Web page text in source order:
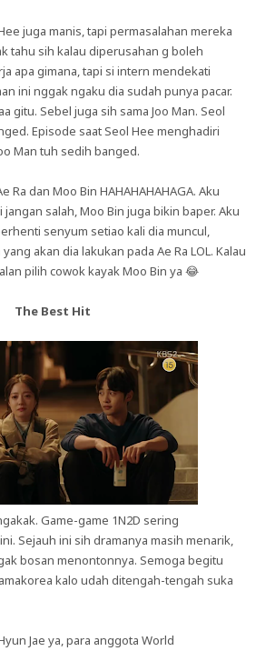
juga manis, tapi permasalahan mereka
tahu sih kalau diperusahan g boleh
apa gimana, tapi si intern mendekati
ini nggak ngaku dia sudah punya pacar.
gitu. Sebel juga sih sama Joo Man. Seol
Episode saat Seol Hee menghadiri
Man tuh sedih banged.
Ra dan Moo Bin HAHAHAHAHAGA. Aku
jangan salah, Moo Bin juga bikin baper. Aku
senyum setiao kali dia muncul,
akan dia lakukan pada Ae Ra LOL. Kalau
pilih cowok kayak Moo Bin ya 😂
The Best Hit
Game-game 1N2D sering
Sejauh ini sih dramanya masih menarik,
bosan menontonnya. Semoga begitu
kalo udah ditengah-tengah suka
Jae ya, para anggota World